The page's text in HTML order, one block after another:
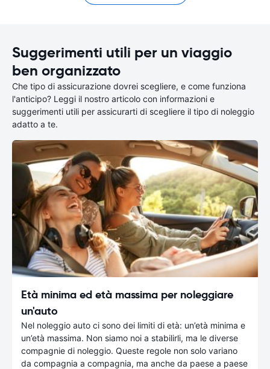
Suggerimenti utili per un viaggio
ben organizzato
Che tipo di assicurazione dovrei scegliere, e come funziona
l'anticipo? Leggi il nostro articolo con informazioni e
suggerimenti utili per assicurarti di scegliere il tipo di noleggio
adatto a te.
Età minima ed età massima per noleggiare
un'auto
Nel noleggio auto ci sono dei limiti di età: un’età minima e
un’età massima. Non siamo noi a stabilirli, ma le diverse
compagnie di noleggio. Queste regole non solo variano
da compagnia a compagnia, ma anche da paese a paese